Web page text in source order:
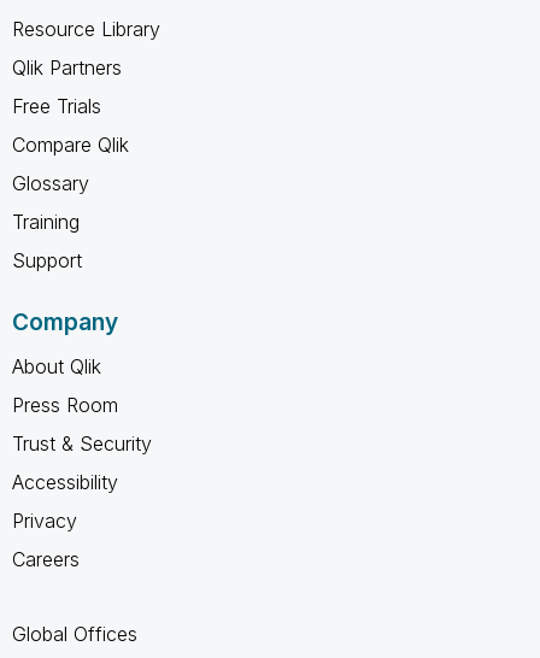
Resource Library
Qlik Partners
Free Trials
Compare Qlik
Glossary
Training
Support
Company
About Qlik
Press Room
Trust & Security
Accessibility
Privacy
Careers
Global Offices